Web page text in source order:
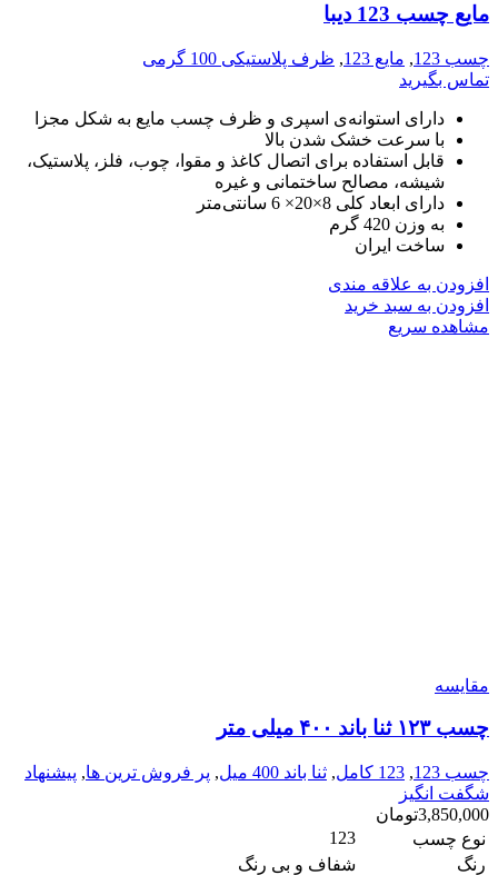
مایع چسب 123 دیبا
چسب 123 , مایع 123 , ظرف پلاستیکی 100 گرمی
تماس بگیرید
دارای استوانه‌ی اسپری و ظرف چسب مایع به شکل مجزا
با سرعت خشک شدن بالا
قابل استفاده برای اتصال کاغذ و مقوا، چوب، فلز، پلاستیک،
شیشه، مصالح ساختمانی و غیره
دارای ابعاد کلی 8×20× 6 سانتی‌متر
به وزن 420 گرم
ساخت ایران
افزودن به علاقه مندی
افزودن به سبد خرید
مشاهده سریع
مقایسه
چسب ۱۲۳ ثنا باند ۴۰۰ میلی متر
چسب 123 , 123 کامل , ثنا باند 400 میل , پر فروش ترین ها, پیشنهاد
شگفت انگیز
3,850,000تومان
نوع چسب
123
رنگ
شفاف و بی رنگ